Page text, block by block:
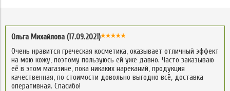
Ольга Михайлова (17.09.2021)
Очень нравится греческая косметика, оказывает отличный эффект
на мою кожу, поэтому пользуюсь ей уже давно. Часто заказываю
её в этом магазине, пока никаких нареканий, продукция
качественная, по стоимости довольно выгодно всё, доставка
оперативная. Спасибо!